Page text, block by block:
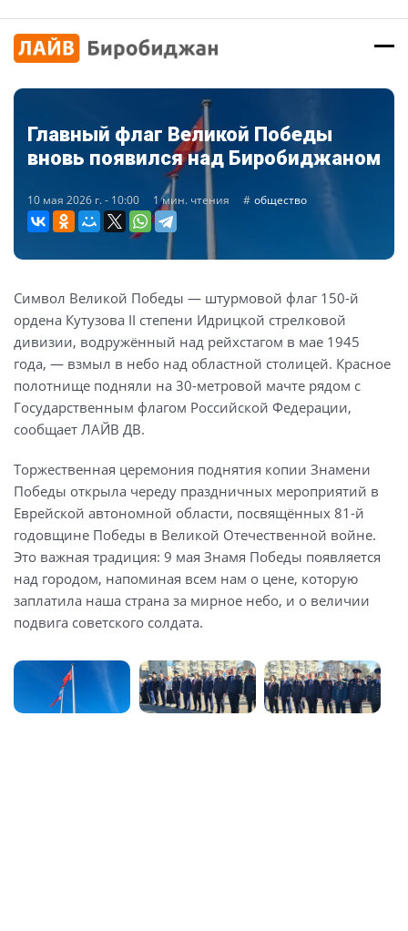
Главный флаг Великой Победы
вновь появился над Биробиджаном
10 мая 2026 г. - 10:00 1 мин. чтения общество
Символ Великой Победы — штурмовой флаг 150-й
ордена Кутузова II степени Идрицкой стрелковой
дивизии, водружённый над рейхстагом в мае 1945
года, — взмыл в небо над областной столицей. Красное
полотнище подняли на 30-метровой мачте рядом с
Государственным флагом Российской Федерации,
сообщает ЛАЙВ ДВ.
Торжественная церемония поднятия копии Знамени
Победы открыла череду праздничных мероприятий в
Еврейской автономной области, посвящённых 81-й
годовщине Победы в Великой Отечественной войне.
Это важная традиция: 9 мая Знамя Победы появляется
над городом, напоминая всем нам о цене, которую
заплатила наша страна за мирное небо, и о величии
подвига советского солдата.